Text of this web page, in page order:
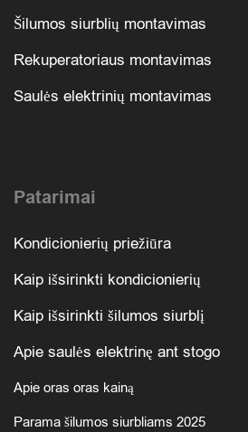
Šilumos siurblių montavimas
Rekuperatoriaus montavimas
Saulės elektrinių montavimas
Patarimai
Kondicionierių priežiūra
Kaip išsirinkti kondicionierių
Kaip išsirinkti šilumos siurblį
Apie saulės elektrinę ant stogo
Apie oras oras kainą
Parama šilumos siurbliams 2025